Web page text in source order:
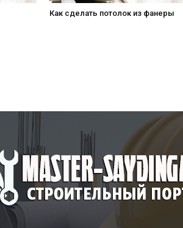
Как сделать потолок из фанеры